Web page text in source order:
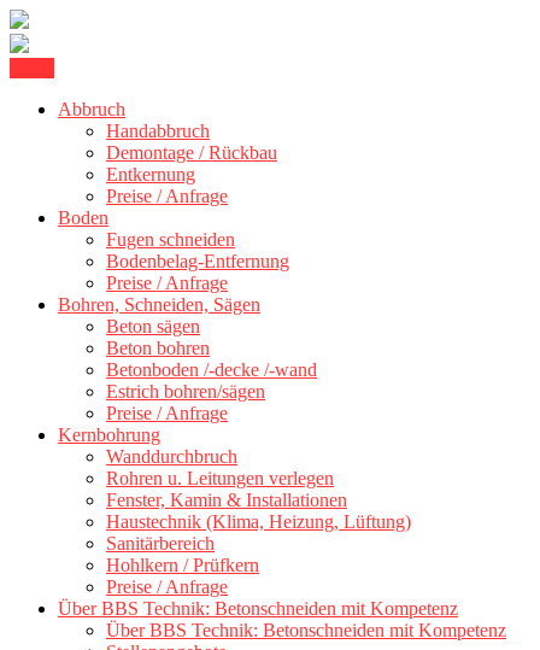
content
BBS Technik GmbH
300 kmAbbruch
Handabbruch
Demontage / Rückbau
Entkernung
Preise / Anfrage
Boden
Fugen schneiden
Bodenbelag-Entfernung
Preise / Anfrage
Bohren, Schneiden, Sägen
Beton sägen
Beton bohren
Betonboden /-decke /-wand
Estrich bohren/sägen
Preise / Anfrage
Kernbohrung
Wanddurchbruch
Rohren u. Leitungen verlegen
Fenster, Kamin & Installationen
Haustechnik (Klima, Heizung, Lüftung)
Sanitärbereich
Hohlkern / Prüfkern
Preise / Anfrage
Über BBS Technik: Betonschneiden mit Kompetenz
Über BBS Technik: Betonschneiden mit Kompetenz